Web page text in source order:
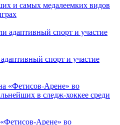
и самых медалеемких видов
спорт и участие
Арене» во